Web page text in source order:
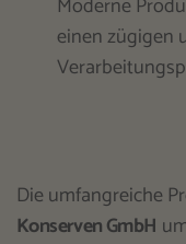
einen zügigen
Die umfangreiche
Konserven GmbH